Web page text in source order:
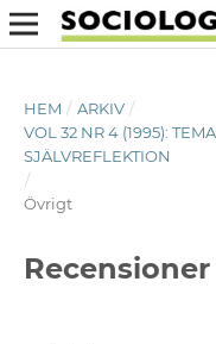
HEM / ARKIV /
VOL 32 NR 4 (1995):
SJÄLVREFLEKTION
/
Övrigt
Recensioner